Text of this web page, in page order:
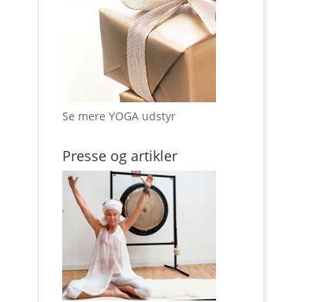
Se mere YOGA udstyr
Presse og artikler